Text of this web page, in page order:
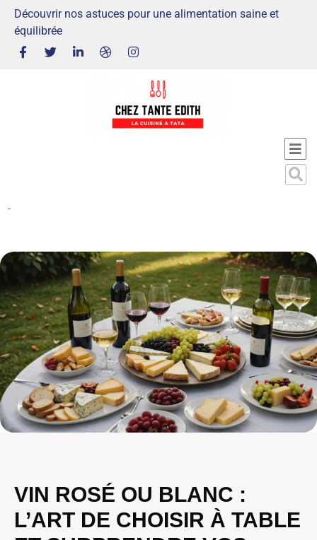
Découvrir nos astuces pour une alimentation saine et
équilibrée
-
VIN ROSÉ OU BLANC :
L’ART DE CHOISIR À TABLE